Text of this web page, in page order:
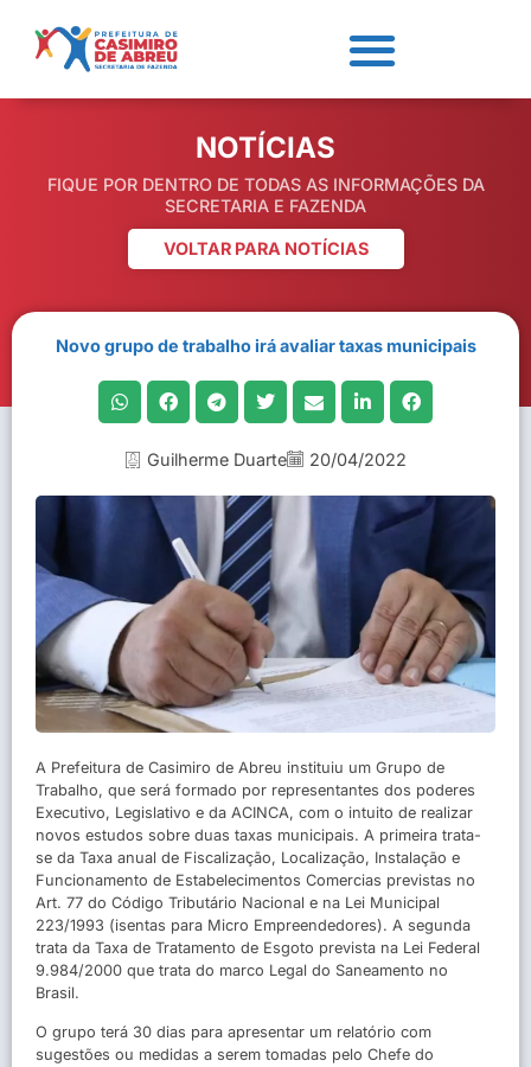
NOTÍCIAS
FIQUE POR DENTRO DE TODAS AS INFORMAÇÕES DA
SECRETARIA E FAZENDA
VOLTAR PARA NOTÍCIAS
Novo grupo de trabalho irá avaliar taxas municipais
Guilherme Duarte 20/04/2022
A Prefeitura de Casimiro de Abreu instituiu um Grupo de
Trabalho, que será formado por representantes dos poderes
Executivo, Legislativo e da ACINCA, com o intuito de realizar
novos estudos sobre duas taxas municipais. A primeira trata-
se da Taxa anual de Fiscalização, Localização, Instalação e
Funcionamento de Estabelecimentos Comercias previstas no
Art. 77 do Código Tributário Nacional e na Lei Municipal
223/1993 (isentas para Micro Empreendedores). A segunda
trata da Taxa de Tratamento de Esgoto prevista na Lei Federal
9.984/2000 que trata do marco Legal do Saneamento no
Brasil.
O grupo terá 30 dias para apresentar um relatório com
sugestões ou medidas a serem tomadas pelo Chefe do